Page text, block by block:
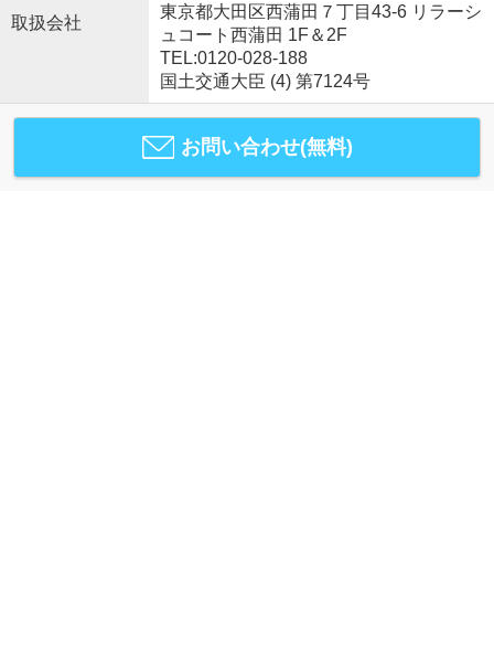
取扱会社
東京都大田区西蒲田７丁目43-6 リラーシ
ュコート西蒲田 1F＆2F
TEL:0120-028-188
国土交通大臣 (4) 第7124号
お問い合わせ(無料)